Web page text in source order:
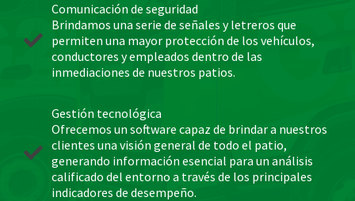
Comunicación de seguridad
Brindamos una serie de señales y letreros que
permiten una mayor protección de los vehículos,
conductores y empleados dentro de las
inmediaciones de nuestros patios.
Gestión tecnológica
Ofrecemos un software capaz de brindar a nuestros
clientes una visión general de todo el patio,
generando información esencial para un análisis
calificado del entorno a través de los principales
indicadores de desempeño.